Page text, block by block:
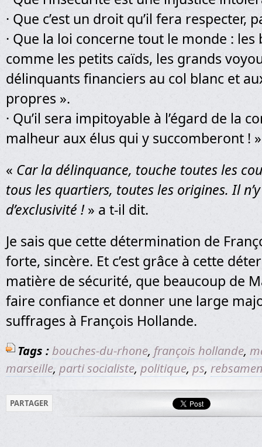
· Que c’est un droit qu’il fera respecter,
· Que la loi concerne tout le monde : les
comme les petits caïds, les grands
délinquants financiers au col blanc et
propres ».
· Qu’il sera impitoyable à l’égard de la
malheur aux élus qui y succomberont !
« Car la délinquance, touche toutes les
tous les quartiers, toutes les origines. Il
d’exclusivité !» a t-il dit.
Je sais que cette détermination de
forte, sincère. Et c’est grâce à cette
matière de sécurité, que beaucoup de
faire confiance et donner une large
suffrages à François Hollande.
Tags :bouches-du-rhone, françois hollande,
marseille, parti socialiste, politique, ps,
PARTAGER